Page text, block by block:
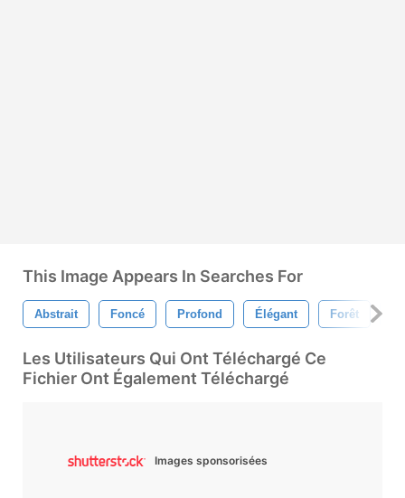
This Image Appears In Searches For
Abstrait Foncé Profond Élégant Forêt
Les Utilisateurs Qui Ont Téléchargé Ce
Fichier Ont Également Téléchargé
Images sponsorisées